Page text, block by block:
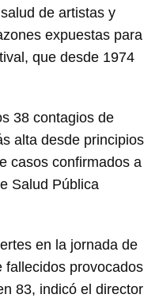
de artistas y
expuestas para
que desde 1974
38 contagios de
alta desde principios
casos confirmados a
Salud Pública
en la jornada de
fallecidos provocados
83, indicó el director